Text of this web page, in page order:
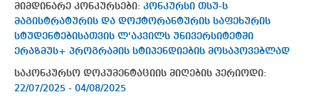
მიმდინარე კონკურსები: კონკურსი თსუ-ს
მაგისტრატურის და დოქტორანტურის საფეხურის
სტუდენტებისათვის ლ'აკვილს უნივერსიტეტში
ერაზმუს+ პროგრამის სტიპენდიების მოსაპოვებლად
საკონკურსო დოკუმენტაციის მიღების პერიოდი:
22/07/2025 - 04/08/2025